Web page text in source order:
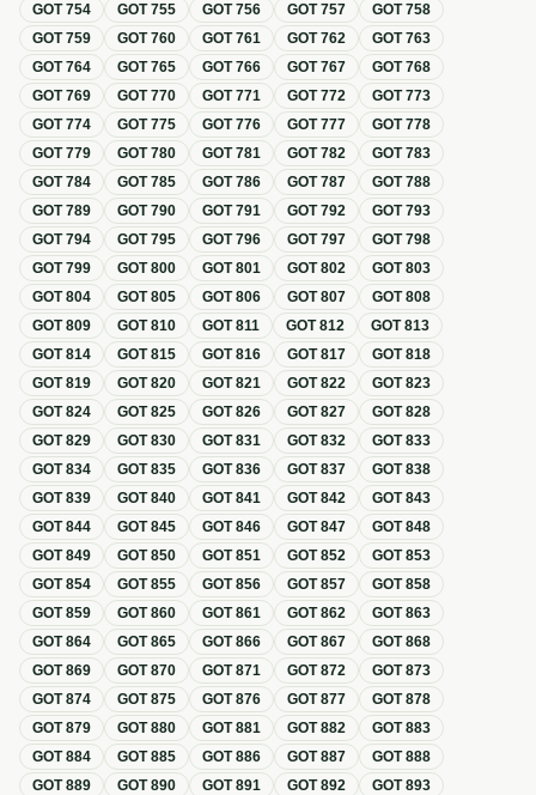
GOT754 GOT755 GOT756 GOT757 GOT758
GOT759 GOT760 GOT761 GOT762 GOT763
GOT764 GOT765 GOT766 GOT767 GOT768
GOT769 GOT770 GOT771 GOT772 GOT773
GOT774 GOT775 GOT776 GOT777 GOT778
GOT779 GOT780 GOT781 GOT782 GOT783
GOT784 GOT785 GOT786 GOT787 GOT788
GOT789 GOT790 GOT791 GOT792 GOT793
GOT794 GOT795 GOT796 GOT797 GOT798
GOT799 GOT800 GOT801 GOT802 GOT803
GOT804 GOT805 GOT806 GOT807 GOT808
GOT809 GOT810 GOT811 GOT812 GOT813
GOT814 GOT815 GOT816 GOT817 GOT818
GOT819 GOT820 GOT821 GOT822 GOT823
GOT824 GOT825 GOT826 GOT827 GOT828
GOT829 GOT830 GOT831 GOT832 GOT833
GOT834 GOT835 GOT836 GOT837 GOT838
GOT839 GOT840 GOT841 GOT842 GOT843
GOT844 GOT845 GOT846 GOT847 GOT848
GOT849 GOT850 GOT851 GOT852 GOT853
GOT854 GOT855 GOT856 GOT857 GOT858
GOT859 GOT860 GOT861 GOT862 GOT863
GOT864 GOT865 GOT866 GOT867 GOT868
GOT869 GOT870 GOT871 GOT872 GOT873
GOT874 GOT875 GOT876 GOT877 GOT878
GOT879 GOT880 GOT881 GOT882 GOT883
GOT884 GOT885 GOT886 GOT887 GOT888
GOT889 GOT890 GOT891 GOT892 GOT893